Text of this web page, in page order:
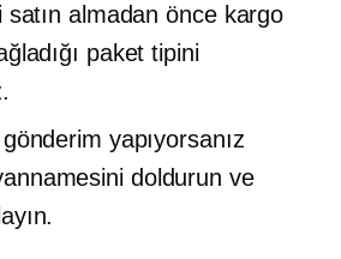
satın almadan önce kargo
paket tipini
yapıyorsanız
doldurun ve